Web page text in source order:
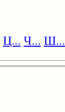
Ц... Ч... Ш...